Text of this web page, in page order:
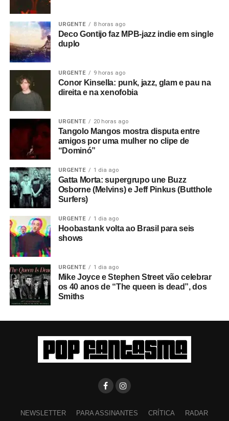
URGENTE 8 horas ago
Deco Gontijo faz MPB-jazz indie em single
duplo
URGENTE 9 horas ago
Conor Kinsella: punk, jazz, glam e pau na
direita e na xenofobia
URGENTE 20 horas ago
Tangolo Mangos mostra disputa entre
amigos por uma mulher no clipe de
“Dominó”
URGENTE 1 dia ago
Gatta Morta: supergrupo une Buzz
Osborne (Melvins) e Jeff Pinkus (Butthole
Surfers)
URGENTE 1 dia ago
Hoobastank volta ao Brasil para seis
shows
URGENTE 1 dia ago
Mike Joyce e Stephen Street vão celebrar
os 40 anos de “The queen is dead”, dos
Smiths
NEWSLETTER PARA ASSINANTES CRÍTICA RADAR